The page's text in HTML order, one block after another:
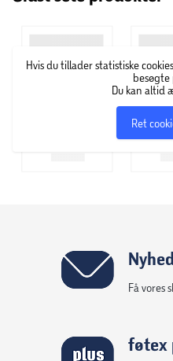
med F1-tema til børn og
sættet i LEGO Builder
dreje modeller med 3D-
Hvis du tillader statistiske
besøgte
Du kan altid
Ret
Få vores
føtex